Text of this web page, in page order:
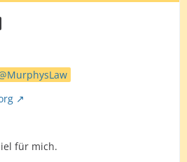
MurphysLaw
für mich.